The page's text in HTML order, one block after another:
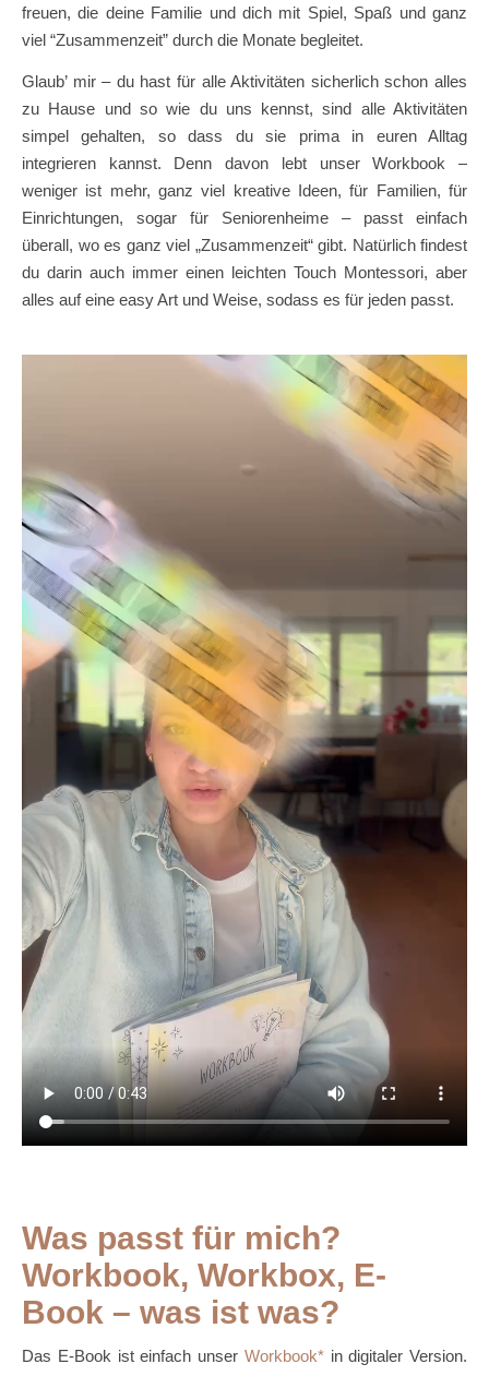
freuen, die deine Familie und dich mit Spiel, Spaß und ganz
viel “Zusammenzeit” durch die Monate begleitet.
Glaub’ mir – du hast für alle Aktivitäten sicherlich schon alles
zu Hause und so wie du uns kennst, sind alle Aktivitäten
simpel gehalten, so dass du sie prima in euren Alltag
integrieren kannst. Denn davon lebt unser Workbook –
weniger ist mehr, ganz viel kreative Ideen, für Familien, für
Einrichtungen, sogar für Seniorenheime – passt einfach
überall, wo es ganz viel „Zusammenzeit“ gibt. Natürlich findest
du darin auch immer einen leichten Touch Montessori, aber
alles auf eine easy Art und Weise, sodass es für jeden passt.
Was passt für mich?
Workbook, Workbox, E-
Book – was ist was?
Das E-Book ist einfach unser Workbook in digitaler Version.